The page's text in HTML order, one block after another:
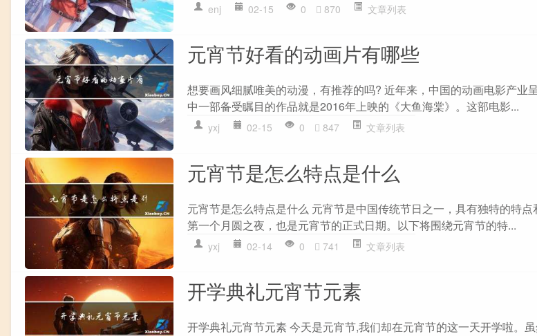
enj 02-15 0 870 文章列表
元宵节好看的动画片有哪些
想要画风细腻唯美的动漫，有推荐的吗? 近年来，中国的动画电影产业
中一部备受瞩目的作品就是2016年上映的《大鱼海棠》。这部电影...
yxj 02-15 0 847 文章列表
元宵节是怎么特点是什么
元宵节是怎么特点是什么 元宵节是中国传统节日之一，具有独特的特
第一个月圆之夜，也是元宵节的正式日期。以下将围绕元宵节的特...
yxj 02-14 0 741 文章列表
开学典礼元宵节元素
开学典礼元宵节元素 今天是元宵节,我们却在元宵节的这一天开学啦。